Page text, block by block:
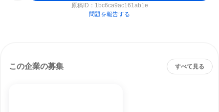
原稿ID： 1bc6ca9ac161ab1e
問題を報告する
この企業の募集 すべて見る